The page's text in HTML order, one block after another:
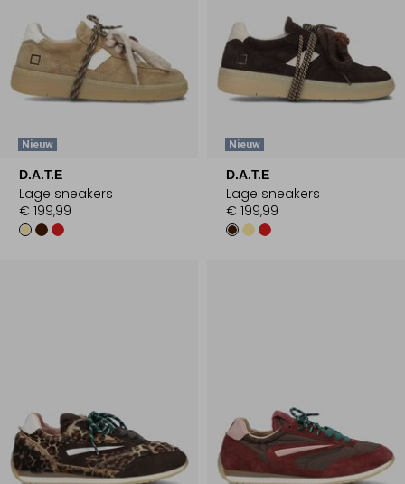
Nieuw
D.A.T.E
Lage sneakers
€ 199,99
Nieuw
D.A.T.E
Lage sneakers
€ 199,99